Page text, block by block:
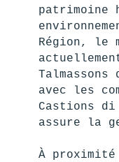
patrimoine
Région, le
avec les
Castions di
assure la
À